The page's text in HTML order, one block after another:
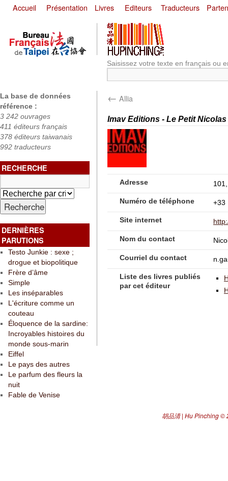
Accueil Présentation Livres Editeurs Traducteurs
Saisissez votre texte en français ou
La base de données
référence :
3 242 ouvrages
411 éditeurs français
378 éditeurs taiwanais
992 traducteurs
RECHERCHE
DERNIÈRES
PARUTIONS
Testo Junkie : sexe ;
drogue et biopolitique
Frère d’âme
Simple
Les inséparables
L'écriture comme un
couteau
Éloquence de la sardine:
Incroyables histoires du
monde sous-marin
Eiffel
Le pays des autres
Le parfum des fleurs la
nuit
Fable de Venise
← Allia
Imav Editions - Le Petit Nicolas
Adresse
Numéro de téléphone +33
Site internet
Nom du contact
Courriel du contact
Liste des livres publiés
par cet éditeur
胡品清 | Hu Pinching©